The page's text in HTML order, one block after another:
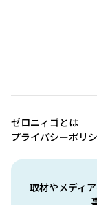
取材やメディ
ゼロニィゴとは
プライバシーポリ